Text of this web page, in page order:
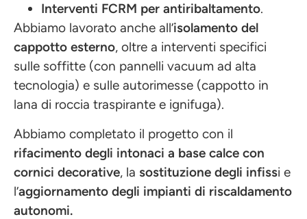
Interventi FCRM per antiribaltamento.
Abbiamo lavorato anche all’isolamento del
cappotto esterno, oltre a interventi specifici
sulle soffitte (con pannelli vacuum ad alta
tecnologia) e sulle autorimesse (cappotto in
lana di roccia traspirante e ignifuga).
Abbiamo completato il progetto con il
rifacimento degli intonaci a base calce con
cornici decorative, la sostituzione degli infissi e
l’aggiornamento degli impianti di riscaldamento
autonomi.